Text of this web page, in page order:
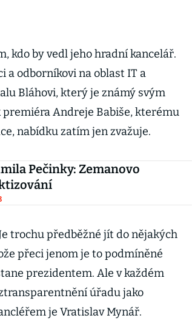
kdo by vedl jeho hradní kancelář.
a odborníkovi na oblast IT a
Bláhovi, který je známý svým
Andreje Babiše, kterému
nabídku zatím jen zvažuje.
Pečinky: Zemanovo
trochu předběžné jít do nějakých
přeci jenom je to podmíněné
prezidentem. Ale v každém
úřadu jako
je Vratislav Mynář.